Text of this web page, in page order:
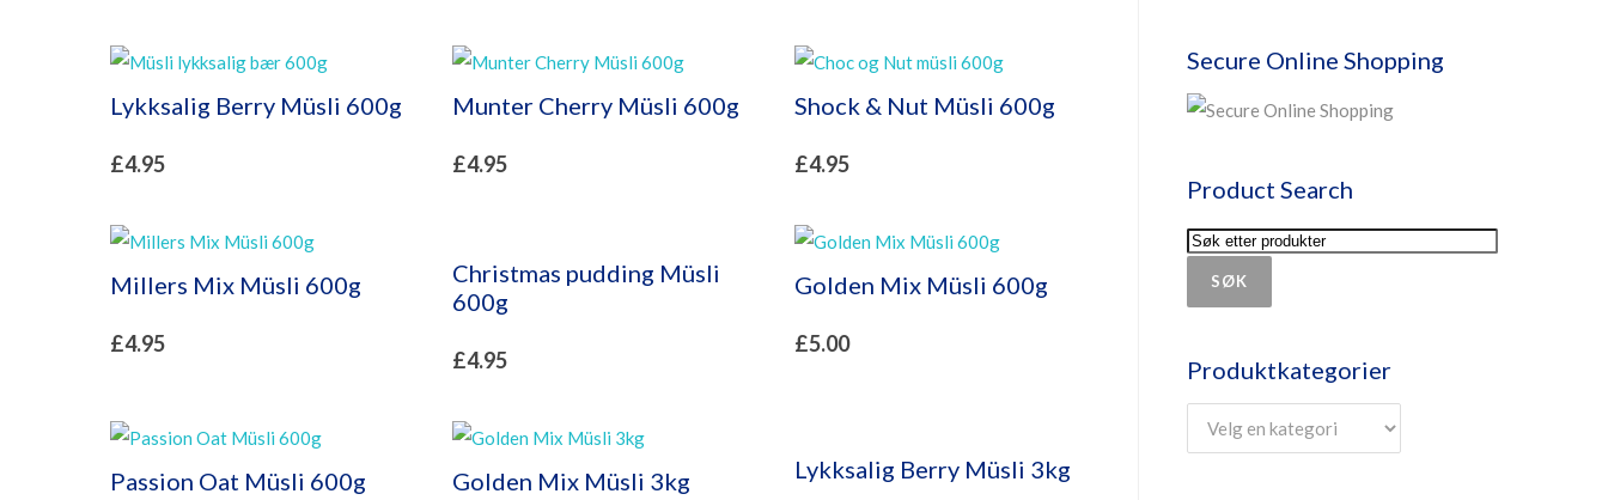
Lykksalig Berry Müsli 600g
£4.95
Munter Cherry Müsli 600g
£4.95
Shock & Nut Müsli 600g
£4.95
Millers Mix Müsli 600g
£4.95
Christmas pudding Müsli
600g
£4.95
Golden Mix Müsli 600g
£5.00
Passion Oat Müsli 600g Golden Mix Müsli 3kg Lykksalig Berry Müsli 3kg
Secure Online Shopping
Product Search
SØK
Produktkategorier